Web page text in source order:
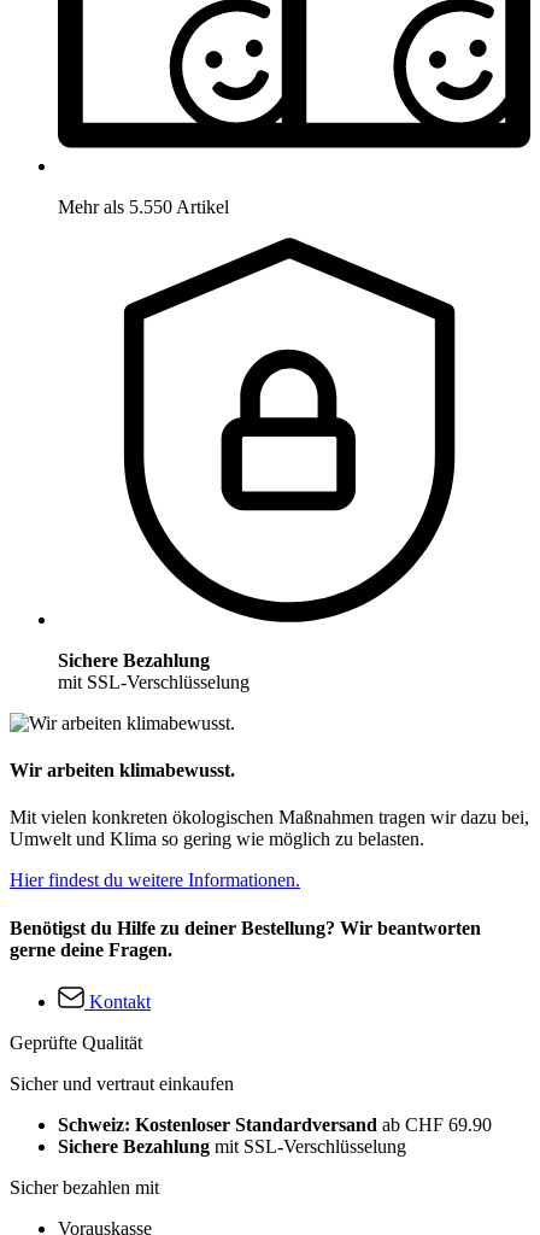
Mehr als 5.550 Artikel
Sichere Bezahlung
mit SSL-Verschlüsselung
Wir arbeiten klimabewusst.
Mit vielen konkreten ökologischen Maßnahmen tragen wir dazu bei,
Umwelt und Klima so gering wie möglich zu belasten.
Hier findest du weitere Informationen.
Benötigst du Hilfe zu deiner Bestellung? Wir beantworten
gerne deine Fragen.
Kontakt
Geprüfte Qualität
Sicher und vertraut einkaufen
Schweiz: Kostenloser Standardversand ab CHF 69.90
Sichere Bezahlung mit SSL-Verschlüsselung
Sicher bezahlen mit
Vorauskasse